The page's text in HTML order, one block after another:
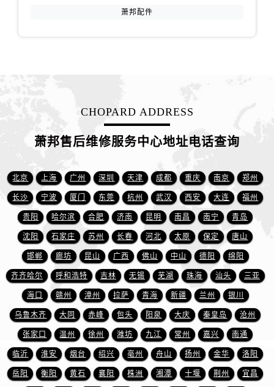
广西壮族自治区玉林市玉州区金玉路萧邦售后服务中心（需提前预约）
海南省五指山市通什镇三月三大道萧邦售后服务中心（需提前预约）
香港特别行政区尖沙咀区油尖旺区广东道萧邦售后服务中心（需提前预约）
香港特别行政区金钟区中西区金钟道萧邦售后服务中心（需提前预约）
香港特别行政区九龙区油尖旺区弥敦道萧邦售后服务中心（需提前预约）
香港特别行政区铜锣湾区湾仔区轩尼诗道萧邦售后服务中心（需提前预约）
河南省安阳市文峰区解放大道萧邦售后服务中心（需提前预约）
河南省鹤壁市淇滨区九州路萧邦售后服务中心（需提前预约）
河南省济源市沁园街道济水大道萧邦售后服务中心（需提前预约）
河南省焦作市解放区解放路萧邦售后服务中心（需提前预约）
河南省开封市鼓楼区中山路萧邦售后服务中心（需提前预约）
河南省洛阳市西工区中州中路与解放路交叉口萧邦售后服务中心（需提前预约）
河南省漯河市源汇区交通路萧邦售后服务中心（需提前预约）
河南省南阳市宛城区范蠡东路与南都路交叉口萧邦售后服务中心（需提前预约）
萧邦配件
CHOPARD ADDRESS
萧邦售后维修服务中心地址电话查询
北京 上海 广州 深圳 天津 成都 重庆 南京 郑州
长沙 宁波 厦门 东莞 杭州 武汉 西安 大连 福州
贵阳 哈尔滨 合肥 济南 昆明 南昌 南宁 青岛
沈阳 石家庄 苏州 长春 河北 太原 保定 唐山
邯郸 廊坊 昆山 广西 佛山 中山 德阳 绵阳
齐齐哈尔 呼和浩特 吉林 无锡 芜湖 珠海 汕头 三亚
海口 赣州 漳州 拉萨 青海 新疆 兰州 银川
乌鲁木齐 大同 赤峰 包头 阳泉 大庆 秦皇岛 沧州
张家口 温州 徐州 潍坊 九江 常州 嘉兴 南通
临沂 淮安 烟台 绍兴 亳州 舟山 扬州 金华 洛阳
岳阳 衡阳 黄石 襄阳 株洲 湘潭 十堰 荆州 宜昌